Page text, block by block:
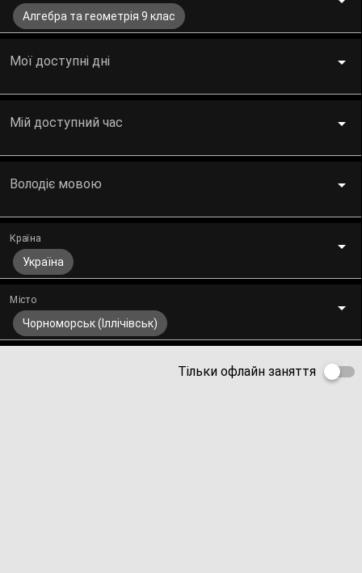
Алгебра та геометрія 9 клас
Мої доступні дні
Мій доступний час
Володіє мовою
Країна
Україна
Місто
Чорноморськ (Іллічівськ)
Тільки офлайн заняття